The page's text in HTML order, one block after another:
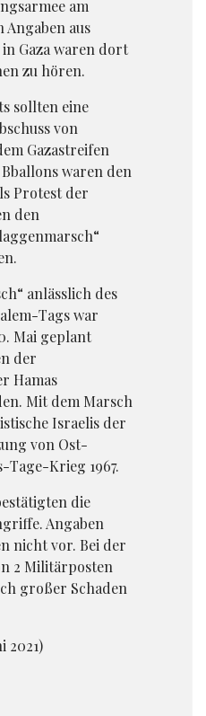
am
aus
Gaza waren dort
zu hören.
sollten eine
von
Gazastreifen
Bballons waren den
Protest der
den
anlässlich des
Tags war
Mai geplant
der
Hamas
Mit dem Marsch
Israelis der
von Ost-
Tage-Krieg 1967.
die
Angaben
nicht vor. Bei der
2 Militärposten
großer Schaden
2021)